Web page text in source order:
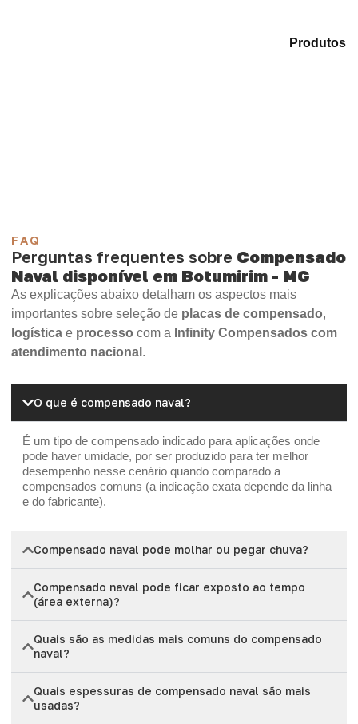
Produtos
FAQ
Perguntas frequentes sobre Compensado
Naval disponível em Botumirim - MG
As explicações abaixo detalham os aspectos mais
importantes sobre seleção de placas de compensado,
logística e processo com a Infinity Compensados com
atendimento nacional .
O que é compensado naval?
É um tipo de compensado indicado para aplicações onde
pode haver umidade, por ser produzido para ter melhor
desempenho nesse cenário quando comparado a
compensados comuns (a indicação exata depende da linha
e do fabricante).
Compensado naval pode molhar ou pegar chuva?
Compensado naval pode ficar exposto ao tempo
(área externa)?
Quais são as medidas mais comuns do compensado
naval?
Quais espessuras de compensado naval são mais
usadas?